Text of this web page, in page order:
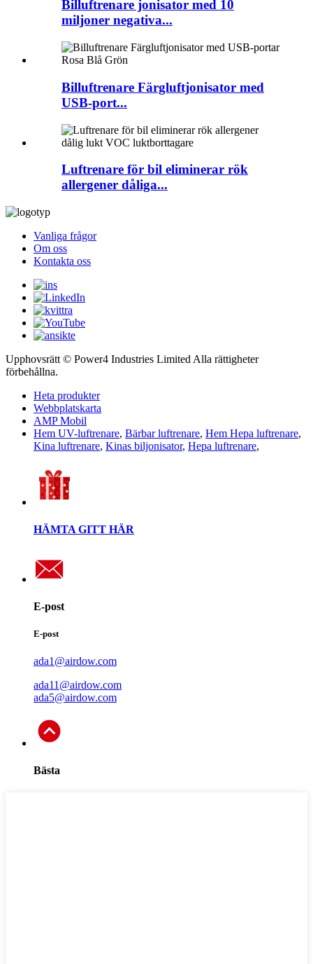
Billuftrenare jonisator med 10
miljoner negativa...
Billuftrenare Färgluftjonisator med
USB-port...
Luftrenare för bil eliminerar rök
allergener dåliga...
Vanliga frågor
Om oss
Kontakta oss
Upphovsrätt © Power4 Industries Limited Alla rättigheter
förbehållna.
Heta produkter
Webbplatskarta
AMP Mobil
Hem UV-luftrenare, Bärbar luftrenare, Hem Hepa luftrenare,
Kina luftrenare, Kinas biljonisator, Hepa luftrenare,
HÄMTA GITT HÄR
E-post
E-post
ada1@airdow.com
ada11@airdow.com
ada5@airdow.com
Bästa